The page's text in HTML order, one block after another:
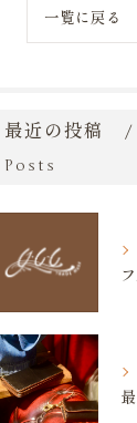
一覧に戻る
最近の投稿
Posts